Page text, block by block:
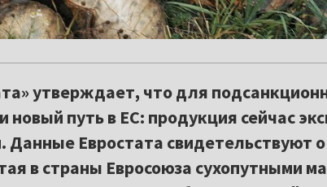
утверждает, что для
путь в ЕС: продукция сейчас
Данные Евростата свидетельствуют
в страны Евросоюза сухопутными